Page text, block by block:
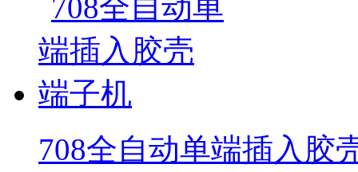
708全自动单端插入胶